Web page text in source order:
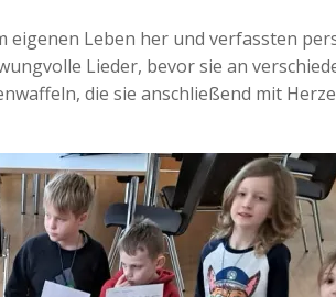
Leben her und verfassten
Lieder, bevor sie an
die sie anschließend mit